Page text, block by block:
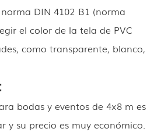
DIN 4102 B1 (norma
el color de la tela de PVC
como transparente, blanco,
bodas y eventos de 4x8 m es
y su precio es muy económico.